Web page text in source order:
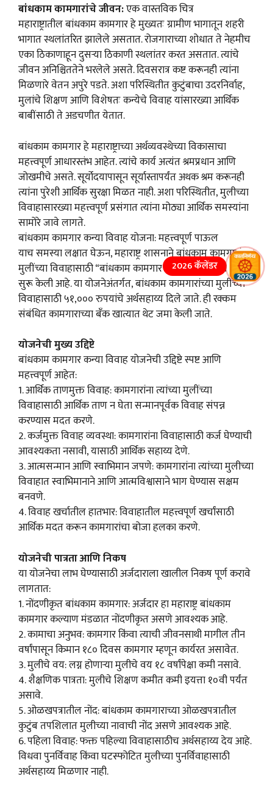
बांधकाम कामगारांचे जीवन:एक वास्तविक चित्र
महाराष्ट्रातील बांधकाम कामगार हे मुख्यतः ग्रामीण भागातून शहरी
भागात स्थलांतरित झालेले असतात. रोजगाराच्या शोधात ते नेहमीच
एका ठिकाणाहून दुसऱ्या ठिकाणी स्थलांतर करत असतात. त्यांचे
जीवन अनिश्चिततेने भरलेले असते. दिवसरात्र कष्ट करूनही त्यांना
मिळणारे वेतन अपुरे पडते. अशा परिस्थितीत कुटुंबाचा उदरनिर्वाह,
मुलांचे शिक्षण आणि विशेषतः कन्येचे विवाह यांसारख्या आर्थिक
बाबींसाठी ते अडचणीत येतात.
बांधकाम कामगार हे महाराष्ट्राच्या अर्थव्यवस्थेच्या विकासाचा
महत्त्वपूर्ण आधारस्तंभ आहेत. त्यांचे कार्य अत्यंत श्रमप्रधान आणि
जोखमीचे असते. सूर्योदयापासून सूर्यास्तापर्यंत अथक श्रम करूनही
त्यांना पुरेशी आर्थिक सुरक्षा मिळत नाही. अशा परिस्थितीत, मुलीच्या
विवाहासारख्या महत्त्वपूर्ण प्रसंगात त्यांना मोठ्या आर्थिक समस्यांना
सामोरे जावे लागते.
बांधकाम कामगार कन्या विवाह योजना: महत्त्वपूर्ण पाऊल
याच समस्या लक्षात घेऊन, महाराष्ट्र शासनाने बांधकाम कामगारांच्या
मुलींच्या विवाहासाठी “बांधकाम कामगार कन्या विवाह योजना”
सुरू केली आहे. या योजनेअंतर्गत, बांधकाम कामगारांच्या मुलींच्या
विवाहासाठी ५१,००० रुपयांचे अर्थसहाय्य दिले जाते. ही रक्कम
संबंधित कामगाराच्या बँक खात्यात थेट जमा केली जाते.
योजनेची मुख्य उद्दिष्टे
बांधकाम कामगार कन्या विवाह योजनेची उद्दिष्टे स्पष्ट आणि
महत्त्वपूर्ण आहेत:
1. आर्थिक ताणमुक्त विवाह: कामगारांना त्यांच्या मुलींच्या
विवाहासाठी आर्थिक ताण न घेता सन्मानपूर्वक विवाह संपन्न
करण्यास मदत करणे.
2. कर्जमुक्त विवाह व्यवस्था: कामगारांना विवाहासाठी कर्ज घेण्याची
आवश्यकता नसावी, यासाठी आर्थिक सहाय्य देणे.
3. आत्मसन्मान आणि स्वाभिमान जपणे: कामगारांना त्यांच्या मुलीच्या
विवाहात स्वाभिमानाने आणि आत्मविश्वासाने भाग घेण्यास सक्षम
बनवणे.
4. विवाह खर्चातील हातभार: विवाहातील महत्त्वपूर्ण खर्चांसाठी
आर्थिक मदत करून कामगारांचा बोजा हलका करणे.
योजनेची पात्रता आणि निकष
या योजनेचा लाभ घेण्यासाठी अर्जदाराला खालील निकष पूर्ण करावे
लागतात:
1. नोंदणीकृत बांधकाम कामगार: अर्जदार हा महाराष्ट्र बांधकाम
कामगार कल्याण मंडळात नोंदणीकृत असणे आवश्यक आहे.
2. कामाचा अनुभव: कामगार किंवा त्याची जीवनसाथी मागील तीन
वर्षांपासून किमान १८० दिवस कामगार म्हणून कार्यरत असावेत.
3. मुलीचे वय: लग्न होणाऱ्या मुलीचे वय १८ वर्षांपेक्षा कमी नसावे.
4. शैक्षणिक पात्रता: मुलीचे शिक्षण कमीत कमी इयत्ता १०वी पर्यंत
असावे.
5. ओळखपत्रातील नोंद: बांधकाम कामगाराच्या ओळखपत्रातील
कुटुंब तपशिलात मुलीच्या नावाची नोंद असणे आवश्यक आहे.
6. पहिला विवाह: फक्त पहिल्या विवाहासाठीच अर्थसहाय्य देय आहे.
विधवा पुनर्विवाह किंवा घटस्फोटित मुलीच्या पुनर्विवाहासाठी
अर्थसहाय्य मिळणार नाही.
2026 कॅलेंडर